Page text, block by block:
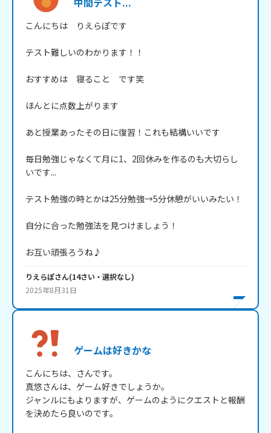
こんにちは　りえらぽです
テスト難しいのわかります！！
おすすめは　寝ること　です笑
ほんとに点数上がります
あと授業あったその日に復習！これも結構いいです
毎日勉強じゃなくて月に1、2回休みを作るのも大切らし
いです...
テスト勉強の時とかは25分勉強→5分休憩がいいみたい！
自分に合った勉強法を見つけましょう！
お互い頑張ろうね♪
りえらぽさん(14さい・ 選択なし)
2025年8月31日
ゲームは好きかな
こんにちは、さんです。
真悠さんは、ゲーム好きでしょうか。
ジャンルにもよりますが、ゲームのようにクエストと報酬
を決めたら良いのです。